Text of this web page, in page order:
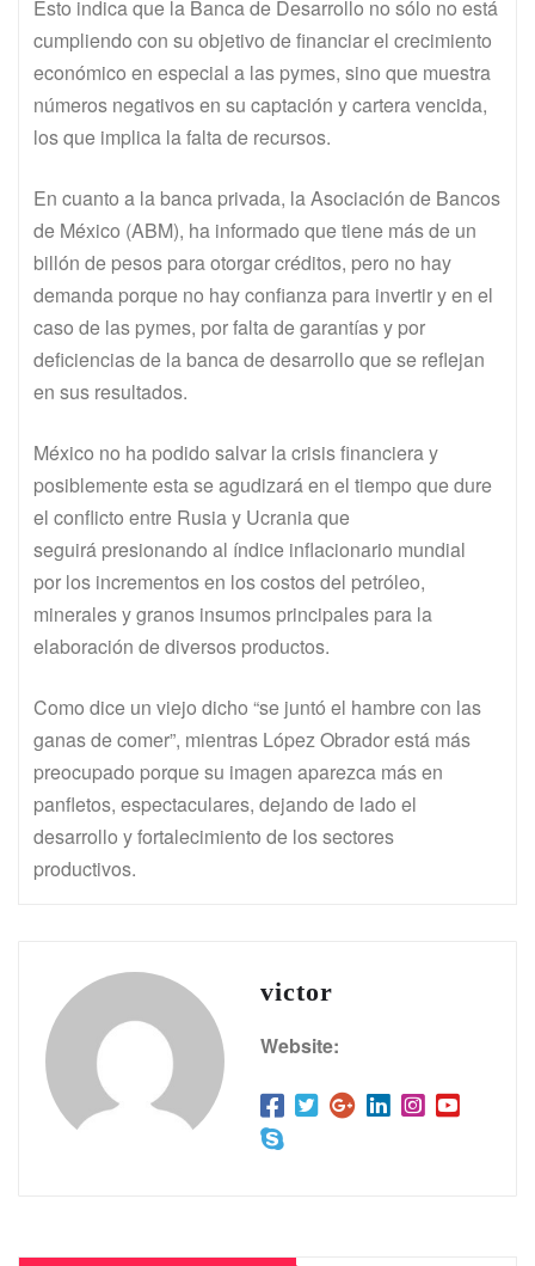
Esto indica que la Banca de Desarrollo no sólo no está
cumpliendo con su objetivo de financiar el crecimiento
económico en especial a las pymes, sino que muestra
números negativos en su captación y cartera vencida,
los que implica la falta de recursos.
En cuanto a la banca privada, la Asociación de Bancos
de México (ABM), ha informado que tiene más de un
billón de pesos para otorgar créditos, pero no hay
demanda porque no hay confianza para invertir y en el
caso de las pymes, por falta de garantías y por
deficiencias de la banca de desarrollo que se reflejan
en sus resultados.
México no ha podido salvar la crisis financiera y
posiblemente esta se agudizará en el tiempo que dure
el conflicto entre Rusia y Ucrania que
seguirá presionando al índice inflacionario mundial
por los incrementos en los costos del petróleo,
minerales y granos insumos principales para la
elaboración de diversos productos.
Como dice un viejo dicho “se juntó el hambre con las
ganas de comer”, mientras López Obrador está más
preocupado porque su imagen aparezca más en
panfletos, espectaculares, dejando de lado el
desarrollo y fortalecimiento de los sectores
productivos.
victor
Website: